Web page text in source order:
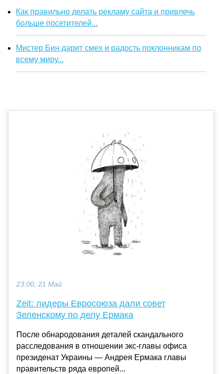
Как правильно делать рекламу сайта и привлечь
больше посетителей...
Мистер Бин дарит смех и радость поклонникам по
всему миру...
23:00, 21 Май
Zeit: лидеры Евросоюза дали совет
Зеленскому по делу Ермака
После обнародования деталей скандального
расследования в отношении экс-главы офиса
президенат Украины — Андрея Ермака главы
правительств ряда европей...